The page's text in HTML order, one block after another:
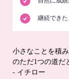
継続でき
小さなことを積
のただ1つの道だ
- イチロー